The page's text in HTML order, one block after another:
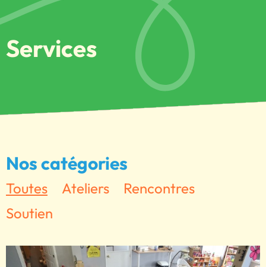
Services
Nos catégories
Toutes Ateliers
Rencontres
Soutien